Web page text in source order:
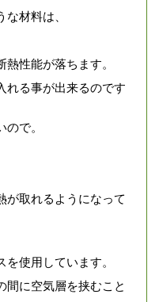
材料は、
性能が落ちます。
れる事が出来るのです
で。
が取れるようになって
使用しています。
間に空気層を挟むこと